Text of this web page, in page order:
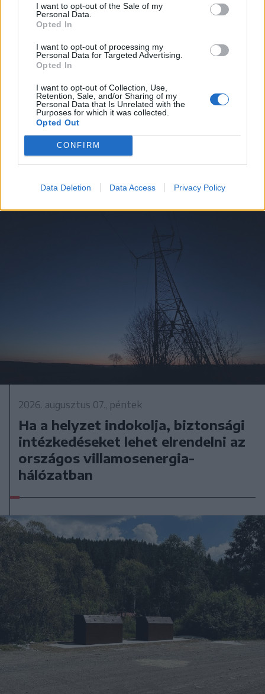
I want to opt-out of the Sale of my
Personal Data.
Opted In
I want to opt-out of processing my
Personal Data for Targeted Advertising.
Opted In
I want to opt-out of Collection, Use,
Retention, Sale, and/or Sharing of my
Personal Data that Is Unrelated with the
Purposes for which it was collected.
Opted Out
CONFIRM
Data Deletion Data Access Privacy Policy
2026. augusztus 07., péntek
Visszaküldte a parlamentnek
Nicușor Dan a közel 900 medve
kilövését lehetővé tevő törvényt
2026. augusztus 07., péntek
Ha a helyzet indokolja, biztonsági
intézkedéseket lehet elrendelni az
országos villamosenergia-
hálózatban